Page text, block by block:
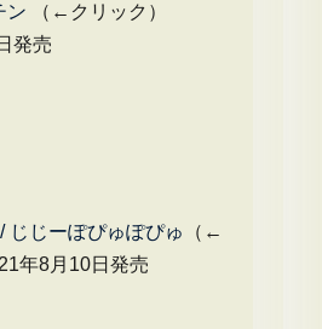
ン （←クリック）
発売
じじーぽぴゅぽぴゅ
（←
年8月10日発売